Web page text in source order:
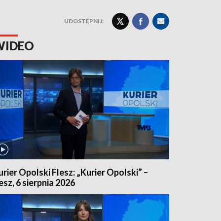
UDOSTĘPNIJ:
Opolski Flesz: „Kurier Opolski” –
6 sierpnia 2026